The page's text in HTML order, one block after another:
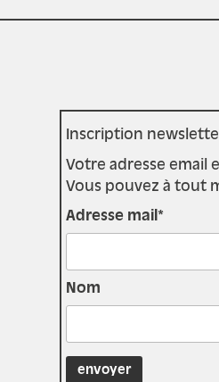
Inscription
Votre adresse email
Vous pouvez à tout
Adresse mail*
Nom